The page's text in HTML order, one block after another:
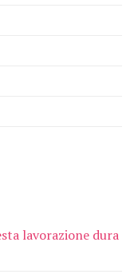
lavorazione dura